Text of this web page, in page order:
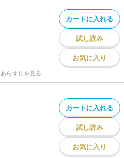
カートに入れる
試し読み
お気に入り
あらすじを見る
カートに入れる
試し読み
お気に入り